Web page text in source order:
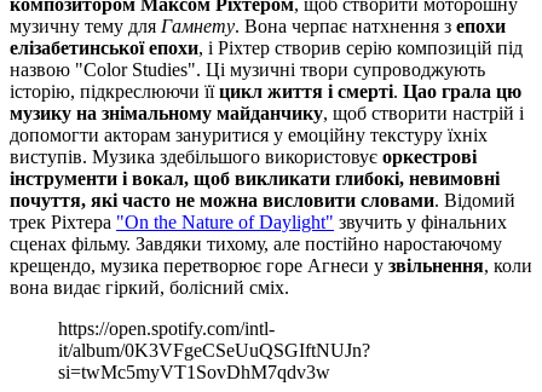
музичну тему для Гамнету. Вона черпає натхнення з епохи
елізабетинської епохи, і Ріхтер створив серію композицій під
назвою "Color Studies". Ці музичні твори супроводжують
історію, підкреслюючи їїцикл життя і смерті. Цао грала цю
музику на знімальному майданчику, щоб створити настрій і
допомогти акторам зануритися у емоційну текстуру їхніх
виступів. Музика здебільшого використовує оркестрові
інструменти і вокал, щоб викликати глибокі, невимовні
почуття, які часто не можна висловити словами. Відомий
трек Ріхтера "On the Nature of Daylight" звучить у фінальних
сценах фільму. Завдяки тихому, але постійно наростаючому
крещендо, музика перетворює горе Агнеси у звільнення, коли
вона видає гіркий, болісний сміх.
https://open.spotify.com/intl-
it/album/0K3VFgeCSeUuQSGIftNUJn?
si=twMc5myVT1SovDhM7qdv3w